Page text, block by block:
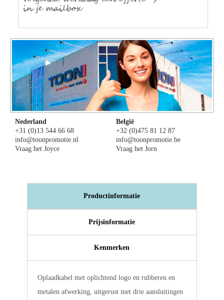
Nederland
+31 (0)13 544 66 68
info@toonpromotie.nl
Vraag het Joyce
België
+32 (0)475 81 12 87
info@toonpromotie.be
Vraag het Jorn
Productinformatie
Prijsinformatie
Kenmerken
Oplaadkabel met oplichtend logo en rubberen en
metalen afwerking, uitgerust met drie aansluitingen